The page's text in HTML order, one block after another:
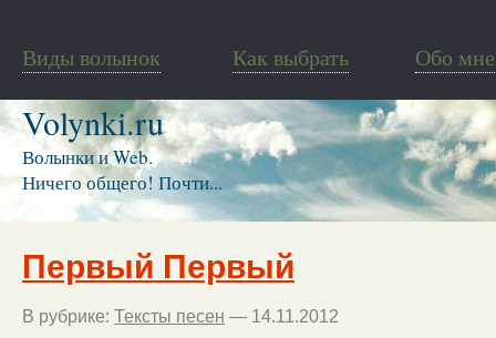
Виды волынок Как выбрать Обо мне
Volynki.ru
Волынки и Web.
Ничего общего! Почти...
Первый Первый
В рубрике: Тексты песен — 14.11.2012